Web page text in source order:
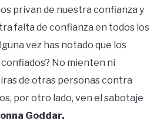
privan de nuestra confianza y
falta de confianza en todos los
vez has notado que los
No mienten ni
de otras personas contra
por otro lado, ven el sabotaje
Goddar.